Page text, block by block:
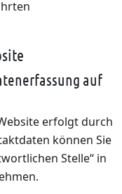
auf
erfolgt durch
können Sie
Stelle“ in